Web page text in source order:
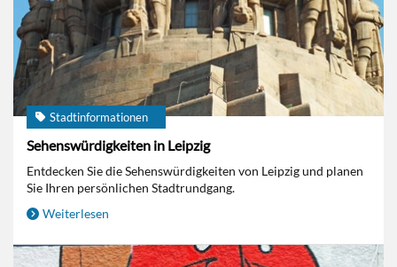
Stadtinformationen
Sehenswürdigkeiten in Leipzig
Entdecken Sie die Sehenswürdigkeiten von Leipzig und planen
Sie Ihren persönlichen Stadtrundgang.
Weiterlesen